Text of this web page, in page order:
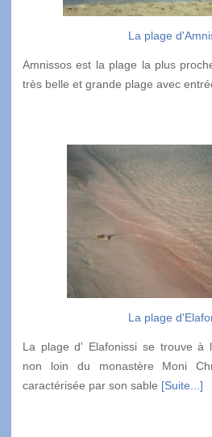
La plage
Amnissos est la plage la plus
très belle et grande plage avec
La plage
La plage d' Elafonissi se trouve à
non loin du monastère Moni
caractérisée par son sable [Suite...]